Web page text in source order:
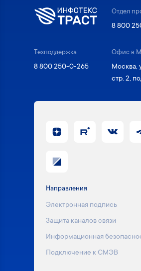
Отдел
8 800
Техподдержка
8 800 250-0-265
Офис в
Москва,
стр. 2,
Направления
Электронная подпись
Защита каналов связи
Информационная
Подключение к СМЭВ